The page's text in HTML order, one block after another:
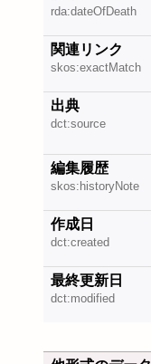
rda:dateOfDeath
関連リンク
skos:exactMatch
出典
dct:source
編集履歴
skos:historyNote
作成日
dct:created
最終更新日
dct:modified